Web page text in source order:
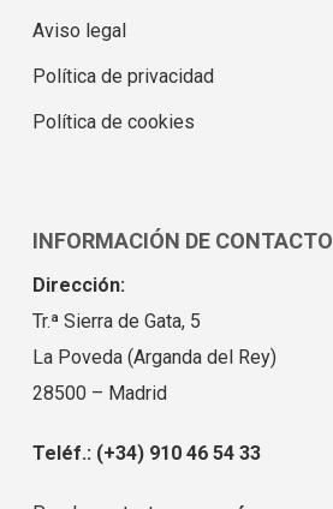
Aviso legal
Política de privacidad
Política de cookies
INFORMACIÓN DE CONTACTO
Dirección:
Tr.ª Sierra de Gata, 5
La Poveda (Arganda del Rey)
28500 – Madrid
Teléf.: (+34) 910 46 54 33